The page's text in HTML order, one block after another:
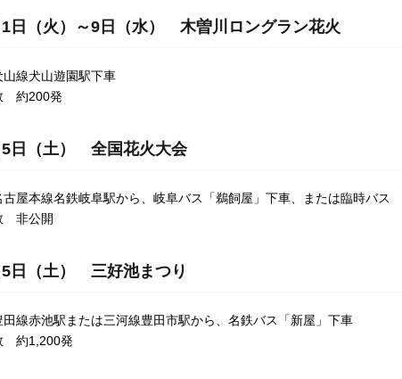
日（火）～9日（水） 木曽川ロングラン花火
線犬山遊園駅下車
約200発
日（土） 全国花火大会
屋本線名鉄岐阜駅から、岐阜バス「鵜飼屋」下車、または臨時バス
非公開
日（土） 三好池まつり
線赤池駅または三河線豊田市駅から、名鉄バス「新屋」下車
約1,200発